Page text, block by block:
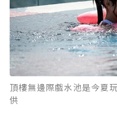
頂樓無邊際戲水池是今夏
供